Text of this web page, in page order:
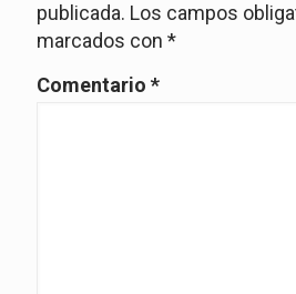
publicada. Los campos
marcados con *
Comentario *